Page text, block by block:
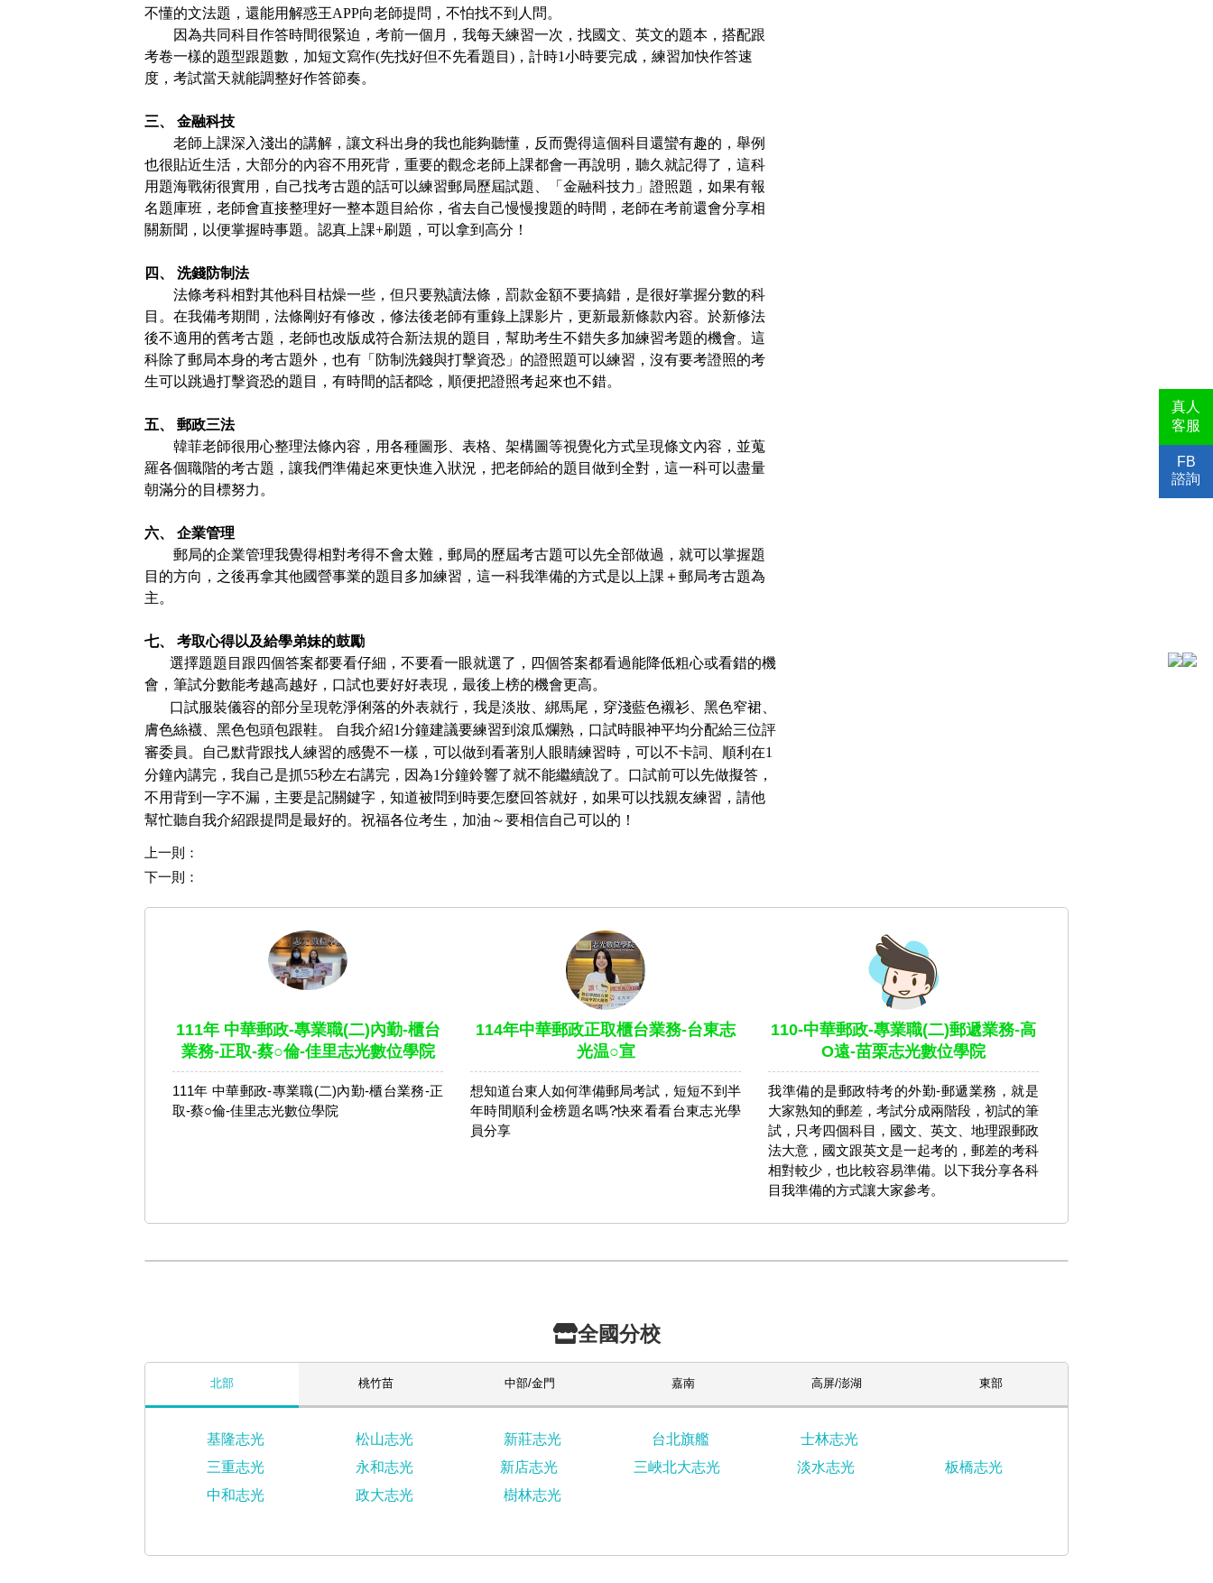
真人
客服
FB
諮詢
不懂的文法題，還能用解惑王APP向老師提問，不怕找不到人問。
因為共同科目作答時間很緊迫，考前一個月，我每天練習一次，找國文、英文的題本，搭配跟
考卷一樣的題型跟題數，加短文寫作(先找好但不先看題目)，計時1小時要完成，練習加快作答速
度，考試當天就能調整好作答節奏。
三、 金融科技
老師上課深入淺出的講解，讓文科出身的我也能夠聽懂，反而覺得這個科目還蠻有趣的，舉例
也很貼近生活，大部分的內容不用死背，重要的觀念老師上課都會一再說明，聽久就記得了，這科
用題海戰術很實用，自己找考古題的話可以練習郵局歷屆試題、「金融科技力」證照題，如果有報
名題庫班，老師會直接整理好一整本題目給你，省去自己慢慢搜題的時間，老師在考前還會分享相
關新聞，以便掌握時事題。認真上課+刷題，可以拿到高分！
四、 洗錢防制法
法條考科相對其他科目枯燥一些，但只要熟讀法條，罰款金額不要搞錯，是很好掌握分數的科
目。在我備考期間，法條剛好有修改，修法後老師有重錄上課影片，更新最新條款內容。於新修法
後不適用的舊考古題，老師也改版成符合新法規的題目，幫助考生不錯失多加練習考題的機會。這
科除了郵局本身的考古題外，也有「防制洗錢與打擊資恐」的證照題可以練習，沒有要考證照的考
生可以跳過打擊資恐的題目，有時間的話都唸，順便把證照考起來也不錯。
五、 郵政三法
韓菲老師很用心整理法條內容，用各種圖形、表格、架構圖等視覺化方式呈現條文內容，並蒐
羅各個職階的考古題，讓我們準備起來更快進入狀況，把老師給的題目做到全對，這一科可以盡量
朝滿分的目標努力。
六、 企業管理
郵局的企業管理我覺得相對考得不會太難，郵局的歷屆考古題可以先全部做過，就可以掌握題
目的方向，之後再拿其他國營事業的題目多加練習，這一科我準備的方式是以上課＋郵局考古題為
主。
七、 考取心得以及給學弟妹的鼓勵
選擇題題目跟四個答案都要看仔細，不要看一眼就選了，四個答案都看過能降低粗心或看錯的機
會，筆試分數能考越高越好，口試也要好好表現，最後上榜的機會更高。
口試服裝儀容的部分呈現乾淨俐落的外表就行，我是淡妝、綁馬尾，穿淺藍色襯衫、黑色窄裙、
膚色絲襪、黑色包頭包跟鞋。 自我介紹1分鐘建議要練習到滾瓜爛熟，口試時眼神平均分配給三位評
審委員。自己默背跟找人練習的感覺不一樣，可以做到看著別人眼睛練習時，可以不卡詞、順利在1
分鐘內講完，我自己是抓55秒左右講完，因為1分鐘鈴響了就不能繼續說了。口試前可以先做擬答，
不用背到一字不漏，主要是記關鍵字，知道被問到時要怎麼回答就好，如果可以找親友練習，請他
幫忙聽自我介紹跟提問是最好的。祝福各位考生，加油～要相信自己可以的！
上一則：
下一則：
111年 中華郵政-專業職(二)內勤-櫃台
業務-正取-蔡○倫-佳里志光數位學院
111年 中華郵政-專業職(二)內勤-櫃台業務-正
取-蔡○倫-佳里志光數位學院
114年中華郵政正取櫃台業務-台東志
光温○宣
想知道台東人如何準備郵局考試，短短不到半
年時間順利金榜題名嗎?快來看看台東志光學
員分享
110-中華郵政-專業職(二)郵遞業務-高
O遠-苗栗志光數位學院
我準備的是郵政特考的外勤-郵遞業務，就是
大家熟知的郵差，考試分成兩階段，初試的筆
試，只考四個科目，國文、英文、地理跟郵政
法大意，國文跟英文是一起考的，郵差的考科
相對較少，也比較容易準備。以下我分享各科
目我準備的方式讓大家參考。
全國分校
北部 桃竹苗 中部/金門 嘉南 高屏/澎湖 東部
基隆志光 松山志光 新莊志光 台北旗艦
士林志光
三重志光
永和志光 新店志光 三峽北大志光 淡水志光
板橋志光
中和志光
政大志光 樹林志光